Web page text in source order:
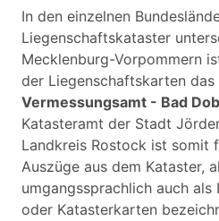
In den einzelnen
Liegenschaftskataster
Mecklenburg-Vorpommern
der Liegenschaftskarten das
Vermessungsamt - Bad
Katasteramt der Stadt
Landkreis Rostock ist somit
Auszüge aus dem Kataster,
umgangssprachlich auch
oder Katasterkarten